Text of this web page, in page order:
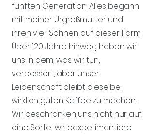
fünften Generation. Alles begann
mit meiner Urgroßmutter und
ihren vier Söhnen auf dieser Farm.
Über 120 Jahre hinweg haben wir
uns in dem, was wir tun,
verbessert, aber unser
Leidenschaft bleibt dieselbe:
wirklich guten Kaffee zu machen.
Wir beschränken uns nicht nur auf
eine Sorte; wir eexperimentiere